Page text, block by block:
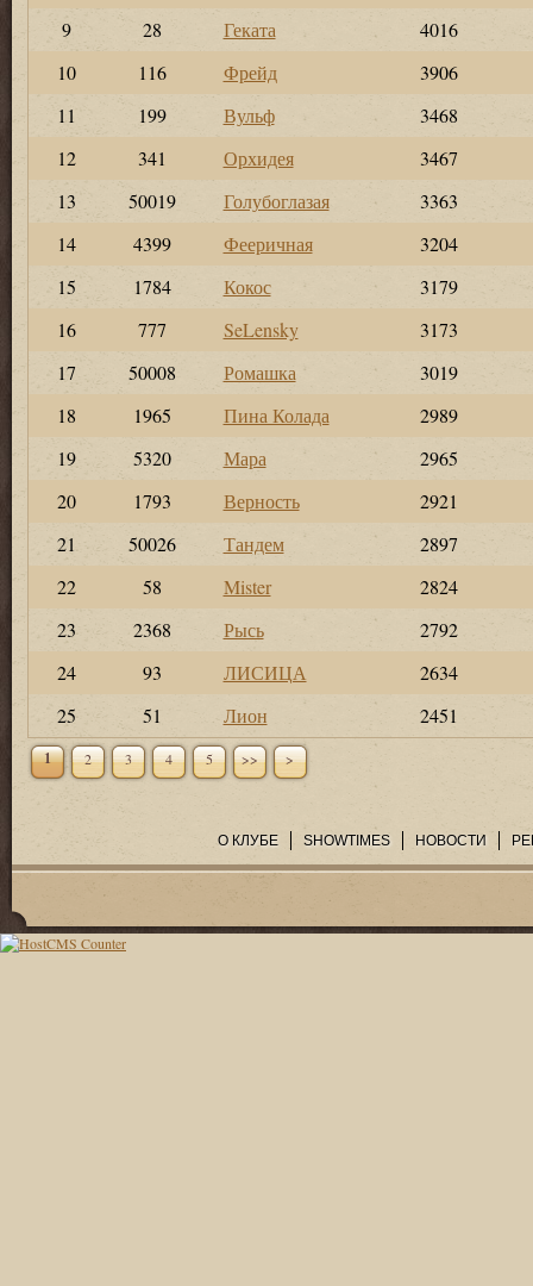
9 28 Геката
4016
10
116 Фрейд
3906
11
199 Вульф
3468
12
341 Орхидея
3467
13
50019 Голубоглазая
3363
14
4399 Фееричная
3204
15
1784 Кокос
3179
16
777 SeLensky
3173
17
50008 Ромашка
3019
18
1965 Пина Колада
2989
19
5320 Мара
2965
20
1793 Верность
2921
21
50026 Тандем
2897
22
58 Mister
2824
23
2368 Рысь
2792
24
93 ЛИСИЦА
2634
25
51 Лион 2451
1 2 3 4 5 >> >
О КЛУБЕ SHOWTIMES НОВОСТИ